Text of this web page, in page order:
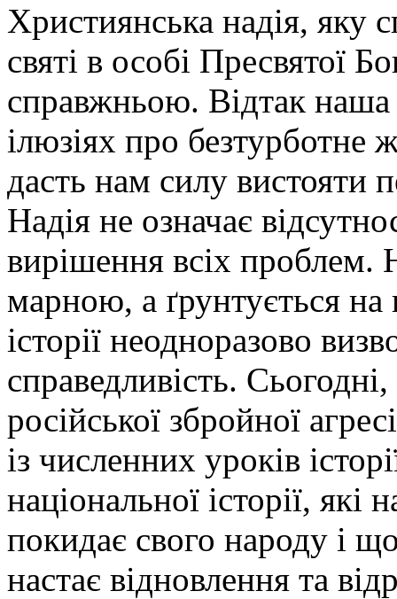
Християнська надія, яку
святі в особі Пресвятої
справжньою. Відтак наша
ілюзіях про безтурботне
дасть нам силу вистояти
Надія не означає
вирішення всіх проблем.
марною, а ґрунтується на
історії неодноразово
справедливість.
російської збройної
із численних уроків
національної історії,
покидає свого народу і
настає відновлення та